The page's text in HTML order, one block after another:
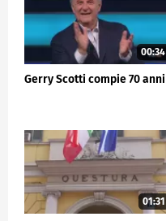
00:34
Gerry Scotti compie 70 anni
01:31